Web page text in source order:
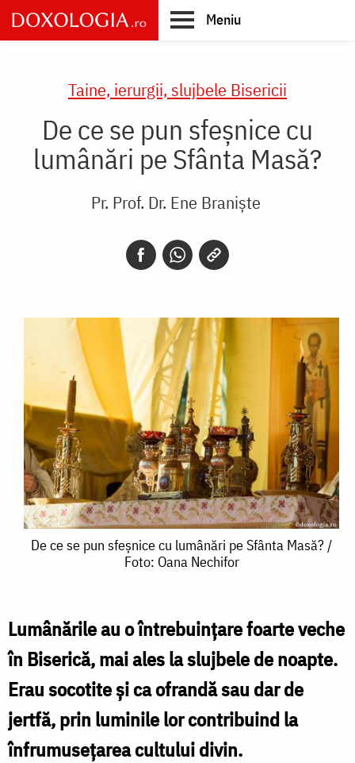
Skip
to
main
Meniu
Taine, ierurgii, slujbele Bisericii
De ce se pun sfeșnice cu
lumânări pe Sfânta Masă?
Pr. Prof. Dr. Ene Braniște
De
pun
sfeșnice
cu
lumânări
pe
De ce se pun sfeșnice cu lumânări pe Sfânta Masă? /
Foto: Oana Nechifor
Lumânările au o întrebuințare foarte veche
în Biserică, mai ales la slujbele de noapte.
Erau socotite și ca ofrandă sau dar de
jertfă, prin luminile lor contribuind la
înfrumusețarea cultului divin.